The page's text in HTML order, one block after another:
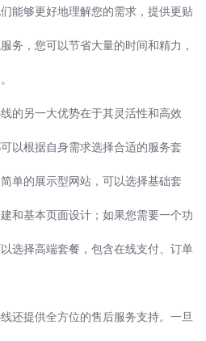
能够更好地理解您的需求，提供更贴
务，您可以节省大量的时间和精力，
的另一大优势在于其灵活性和高效
以根据自身需求选择合适的服务套
单的展示型网站，可以选择基础套
和基本页面设计；如果您需要一个功
选择高端套餐，包含在线支付、订单
还提供全方位的售后服务支持。一旦